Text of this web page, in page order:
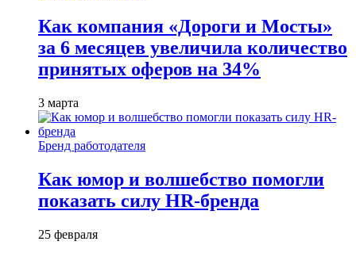
Как компания «Дороги и Мосты»
за 6 месяцев увеличила количество
принятых оферов на 34%
3 марта
Бренд работодателя
Как юмор и волшебство помогли
показать силу HR-бренда
25 февраля